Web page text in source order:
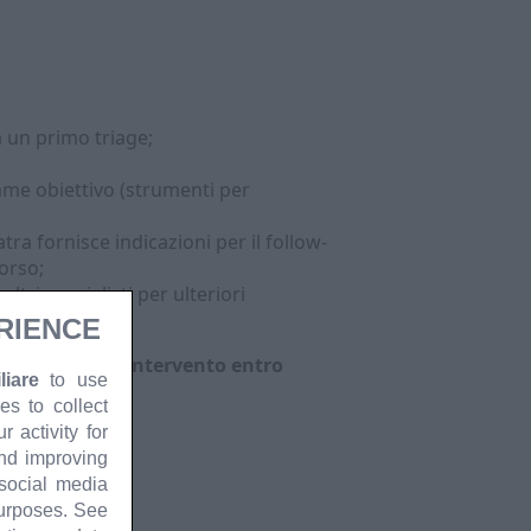
un primo triage;
obiettivo (strumenti per
fornisce indicazioni per il follow-
specialisti per ulteriori
tempi intervento entro
to use
to collect
activity for
improving
media
See